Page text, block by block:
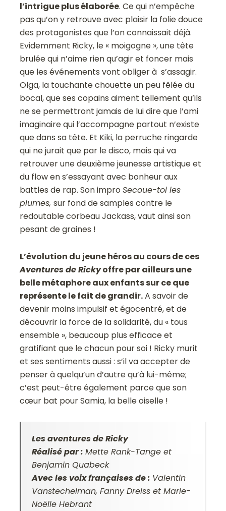
l’intrigue plus élaborée. Ce qui n’empêche
pas qu’on y retrouve avec plaisir la folie douce
des protagonistes que l’on connaissait déjà.
Evidemment Ricky, le « moigogne », une tête
brulée qui n’aime rien qu’agir et foncer mais
que les événements vont obliger à s’assagir.
Olga, la touchante chouette un peu fêlée du
bocal, que ses copains aiment tellement qu’ils
ne se permettront jamais de lui dire que l’ami
imaginaire qui l’accompagne partout n’existe
que dans sa tête. Et Kiki, la perruche ringarde
qui ne jurait que par le disco, mais qui va
retrouver une deuxième jeunesse artistique et
du flow en s’essayant avec bonheur aux
battles de rap. Son improSecoue-toi les
plumes,sur fond de samples contre le
redoutable corbeau Jackass, vaut ainsi son
pesant de graines !
L’évolution du jeune héros au cours de ces
Aventures de Rickyoffre par ailleurs une
belle métaphore aux enfants sur ce que
représente le fait de grandir.A savoir de
devenir moins impulsif et égocentré, et de
découvrir la force de la solidarité, du « tous
ensemble », beaucoup plus efficace et
gratifiant que le chacun pour soi ! Ricky murit
et ses sentiments aussi : s’il va accepter de
penser à quelqu’un d’autre qu’à lui-même;
c’est peut-être également parce que son
cœur bat pour Samia, la belle oiselle !
Les aventures de Ricky
Réalisé par :Mette Rank-Tange et
Benjamin Quabeck
Avec les voix françaises de : Valentin
Vanstechelman, Fanny Dreiss et Marie-
Noëlle Hebrant